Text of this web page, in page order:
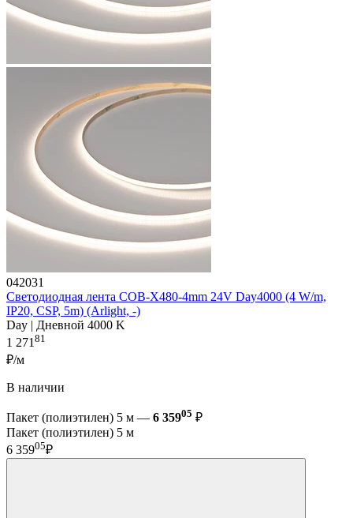
042031
Светодиодная лента COB-X480-4mm 24V Day4000 (4 W/m,
IP20, CSP, 5m) (Arlight, -)
Day | Дневной 4000 K
1 27181
₽/м
В наличии
Пакет (полиэтилен) 5 м — 6 35905 ₽
Пакет (полиэтилен) 5 м
6 35905₽